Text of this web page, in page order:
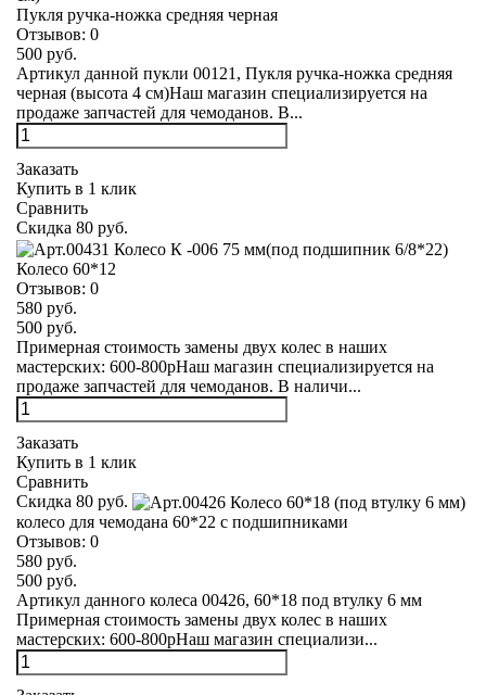
Пукля ручка-ножка средняя черная
Отзывов: 0
500 руб.
Артикул данной пукли 00121, Пукля ручка-ножка средняя
черная (высота 4 см)Наш магазин специализируется на
продаже запчастей для чемоданов. В...
Заказать
Купить в 1 клик
Сравнить
Скидка 80 руб.
Колесо 60*12
Отзывов: 0
580 руб.
500 руб.
Примерная стоимость замены двух колес в наших
мастерских: 600-800рНаш магазин специализируется на
продаже запчастей для чемоданов. В наличи...
Заказать
Купить в 1 клик
Сравнить
Скидка 80 руб.
колесо для чемодана 60*22 с подшипниками
Отзывов: 0
580 руб.
500 руб.
Артикул данного колеса 00426, 60*18 под втулку 6 мм
Примерная стоимость замены двух колес в наших
мастерских: 600-800рНаш магазин специализи...